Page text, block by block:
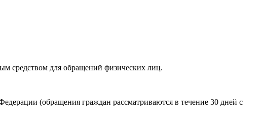
средством для обращений физических лиц.
(обращения граждан рассматриваются в течение 30 дней с